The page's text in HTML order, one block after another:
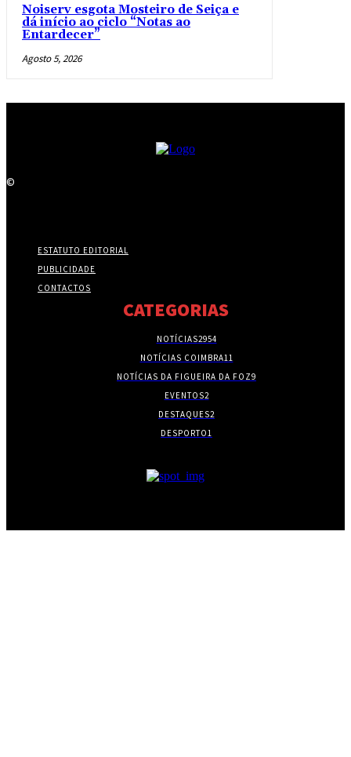
Noiserv esgota Mosteiro de Seiça e
dá início ao ciclo “Notas ao
Entardecer”
Agosto 5, 2026
©
ESTATUTO EDITORIAL
PUBLICIDADE
CONTACTOS
CATEGORIAS
NOTÍCIAS2954
NOTÍCIAS COIMBRA11
NOTÍCIAS DA FIGUEIRA DA FOZ9
EVENTOS2
DESTAQUES2
DESPORTO1